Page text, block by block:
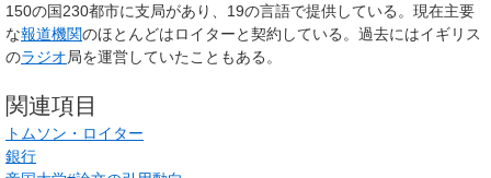
150の国230都市に支局があり、19の言語で提供している。現在主要
な報道機関のほとんどはロイターと契約している。過去にはイギリス
のラジオ局を運営していたこともある。
関連項目
トムソン・ロイター
銀行